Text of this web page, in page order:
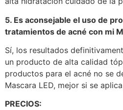
5. Es aconsejable el uso de
tratamientos de acné con mi
Sí, los resultados
un producto de alta calidad
productos para el acné no se
Mascara LED, mejor si se
PRECIOS: